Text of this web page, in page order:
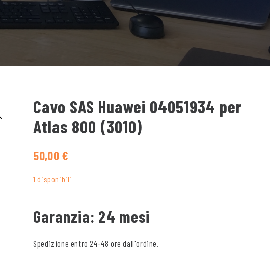
Cavo SAS Huawei 04051934 per
Atlas 800 (3010)
50,00 €
1 disponibili
Garanzia: 24 mesi
Spedizione entro 24-48 ore dall'ordine.